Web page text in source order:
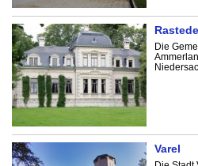
Rastede
Die
Varel